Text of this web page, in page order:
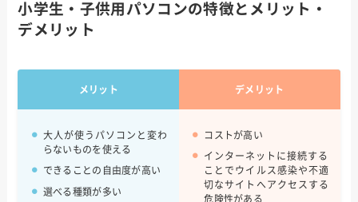
小学生・子供用パソコンの特徴とメリット・
デメリット
メリット デメリット
大人が使うパソコンと変わ
らないものを使える
できることの自由度が高い
選べる種類が多い
コストが高い
インターネットに接続する
ことでウイルス感染や不適
切なサイトへアクセスする
危険性がある